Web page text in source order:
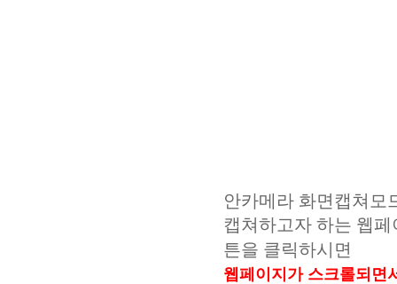
안카메라 화면캡쳐모
캡쳐하고자 하는 웹
튼을 클릭하시면
웹페이지가 스크롤되면